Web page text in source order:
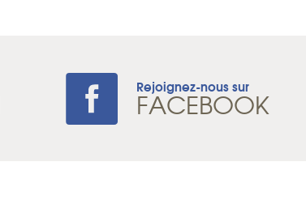
Rejoignez-nous sur
FACEBOOK